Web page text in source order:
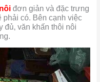
đơn giản và đặc trưng
phải có. Bên cạnh việc
đủ, văn khấn thôi nôi